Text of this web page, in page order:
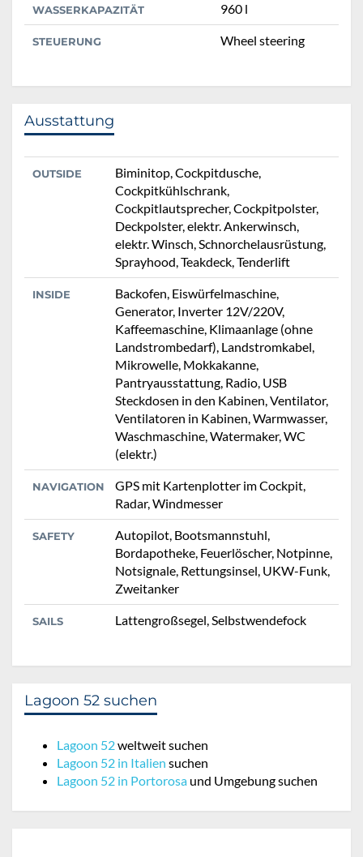
WASSERKAPAZITÄT 960 l
STEUERUNG Wheel steering
Ausstattung
OUTSIDE
Biminitop, Cockpitdusche,
Cockpitkühlschrank,
Cockpitlautsprecher, Cockpitpolster,
Deckpolster, elektr. Ankerwinsch,
elektr. Winsch, Schnorchelausrüstung,
Sprayhood, Teakdeck, Tenderlift
INSIDE
Backofen, Eiswürfelmaschine,
Generator, Inverter 12V/220V,
Kaffeemaschine, Klimaanlage (ohne
Landstrombedarf), Landstromkabel,
Mikrowelle, Mokkakanne,
Pantryausstattung, Radio, USB
Steckdosen in den Kabinen, Ventilator,
Ventilatoren in Kabinen, Warmwasser,
Waschmaschine, Watermaker, WC
(elektr.)
NAVIGATION
GPS mit Kartenplotter im Cockpit,
Radar, Windmesser
SAFETY
Autopilot, Bootsmannstuhl,
Bordapotheke, Feuerlöscher, Notpinne,
Notsignale, Rettungsinsel, UKW-Funk,
Zweitanker
SAILS Lattengroßsegel, Selbstwendefock
Lagoon 52 suchen
Lagoon 52weltweit suchen
Lagoon 52 in Italien suchen
Lagoon 52 in Portorosa und Umgebung suchen